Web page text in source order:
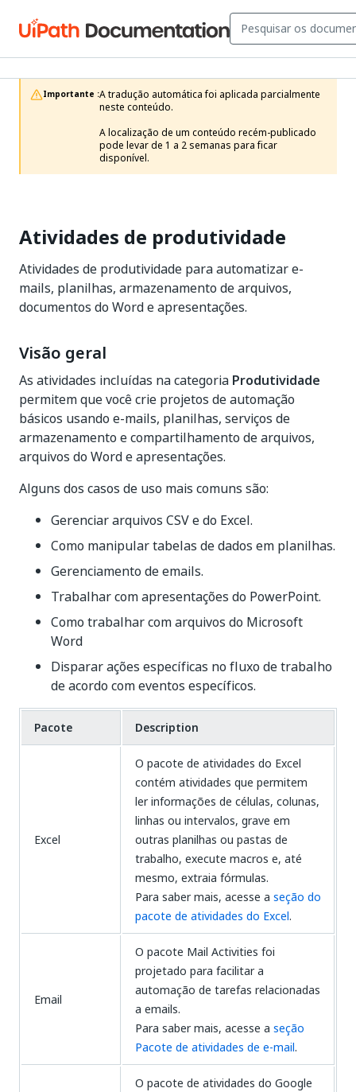
Importante :A tradução automática foi aplicada parcialmente
neste conteúdo.
A localização de um conteúdo recém-publicado
pode levar de 1 a 2 semanas para ficar
disponível.
Atividades de produtividade
Atividades de produtividade para automatizar e-
mails, planilhas, armazenamento de arquivos,
documentos do Word e apresentações.
Visão geral
As atividades incluídas na categoria Produtividade
permitem que você crie projetos de automação
básicos usando e-mails, planilhas, serviços de
armazenamento e compartilhamento de arquivos,
arquivos do Word e apresentações.
Alguns dos casos de uso mais comuns são:
Gerenciar arquivos CSV e do Excel.
Como manipular tabelas de dados em planilhas.
Gerenciamento de emails.
Trabalhar com apresentações do PowerPoint.
Como trabalhar com arquivos do Microsoft
Word
Disparar ações específicas no fluxo de trabalho
de acordo com eventos específicos.
Pacote Description
Excel
O pacote de atividades do Excel
contém atividades que permitem
ler informações de células, colunas,
linhas ou intervalos, grave em
outras planilhas ou pastas de
trabalho, execute macros e, até
mesmo, extraia fórmulas.
Para saber mais, acesse a seção do
pacote de atividades do Excel.
Email
O pacote Mail Activities foi
projetado para facilitar a
automação de tarefas relacionadas
a emails.
Para saber mais, acesse a seção
Pacote de atividades de e-mail.
O pacote de atividades do Google